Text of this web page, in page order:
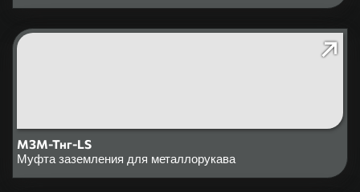
МЗМ-Тнг-LS
Муфта заземления для металлорукава